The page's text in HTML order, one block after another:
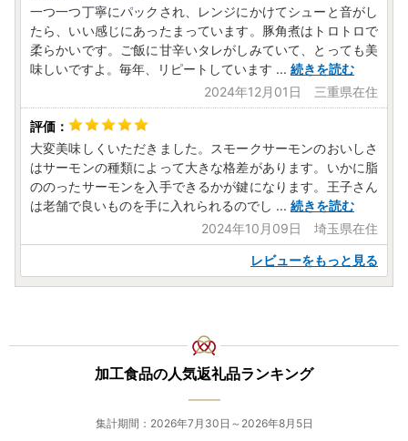
予めご了承くださいますようお願い申し上げます。
【shibushi@do-furusato.com】
携帯電話でドメイン指定受信を設定されている場合は「shib
ushi@do-furusato.com」からのメールを受け取れるよう設
定をお願い致します。
志布志市は総務大臣よりふるさと納税の指定を受けた自治体
です。
配送会社の状況や天候等によるやむを得ない理由で配送が困
難になる場合、
特に、積雪や大雨、台風などの発生時は遅延の可能性が高ま
ります。予めご了承ください。
▼コピーサイトの特徴
一つ一つ丁寧にパックされ、レンジにかけてシューと音がし
たら、いい感じにあったまっています。豚角煮はトロトロで
柔らかいです。ご飯に甘辛いタレがしみていて、とっても美
味しいですよ。毎年、リピートしています ... 続きを読む
2024年12月01日 三重県在住
大変美味しくいただきました。スモークサーモンのおいしさ
はサーモンの種類によって大きな格差があります。いかに脂
ののったサーモンを入手できるかが鍵になります。王子さん
は老舗で良いものを手に入れられるのでし ... 続きを読む
2024年10月09日 埼玉県在住
レビューをもっと見る
加工食品の人気返礼品ランキング
集計期間：2026年7月30日～2026年8月5日